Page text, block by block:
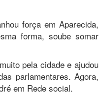
força em Aparecida,
forma, soube somar
pela cidade e ajudou
parlamentares. Agora,
em Rede social.